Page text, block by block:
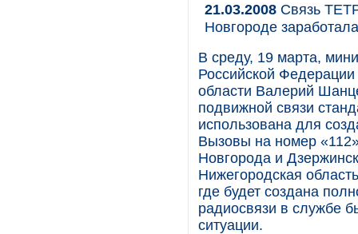
21.03.2008 Связь
Новгороде
В среду, 19 марта,
Российской
области Валерий
подвижной связи
использована для
Вызовы на номер
Новгорода и
Нижегородская
где будет создана
радиосвязи в службе
ситуации.